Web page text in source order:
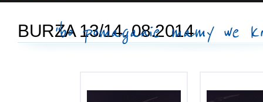
"bo pomaganie mamy we
BURZA 13/14. 08.2014